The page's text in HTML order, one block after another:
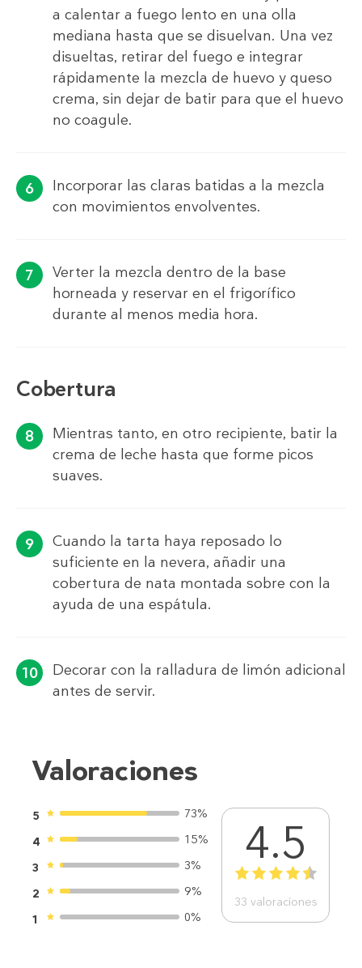
a calentar a fuego lento en una olla
mediana hasta que se disuelvan. Una vez
disueltas, retirar del fuego e integrar
rápidamente la mezcla de huevo y queso
crema, sin dejar de batir para que el huevo
no coagule.
Incorporar las claras batidas a la mezcla
con movimientos envolventes.
Verter la mezcla dentro de la base
horneada y reservar en el frigorífico
durante al menos media hora.
Cobertura
Mientras tanto, en otro recipiente, batir la
crema de leche hasta que forme picos
suaves.
Cuando la tarta haya reposado lo
suficiente en la nevera, añadir una
cobertura de nata montada sobre con la
ayuda de una espátula.
Decorar con la ralladura de limón adicional
antes de servir.
Valoraciones
5
73%
4
15%
3
3%
2
9%
1
0%
4.5
1 2 3 4 5
33 valoraciones